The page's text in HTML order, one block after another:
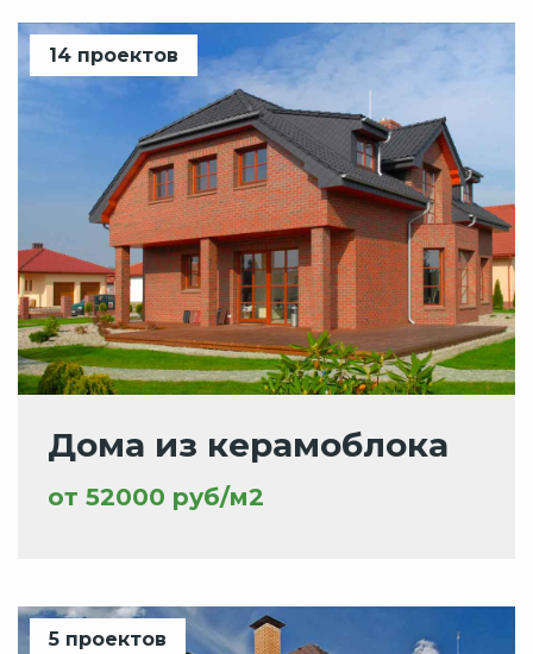
Дома из керамоблока
14 проектов
от 52000 руб/м2
5 проектов